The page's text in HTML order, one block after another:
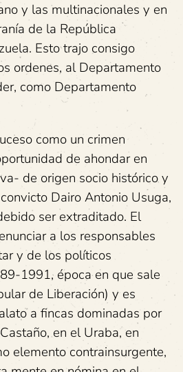
y las multinacionales y en
de la República
Esto trajo consigo
ordenes, al Departamento
como Departamento
como un crimen
de ahondar en
de origen socio histórico y
Dairo Antonio Usuga,
ser extraditado. El
a los responsables
y de los políticos
1991, época en que sale
de Liberación) y es
a fincas dominadas por
en el Uraba, en
elemento contrainsurgente,